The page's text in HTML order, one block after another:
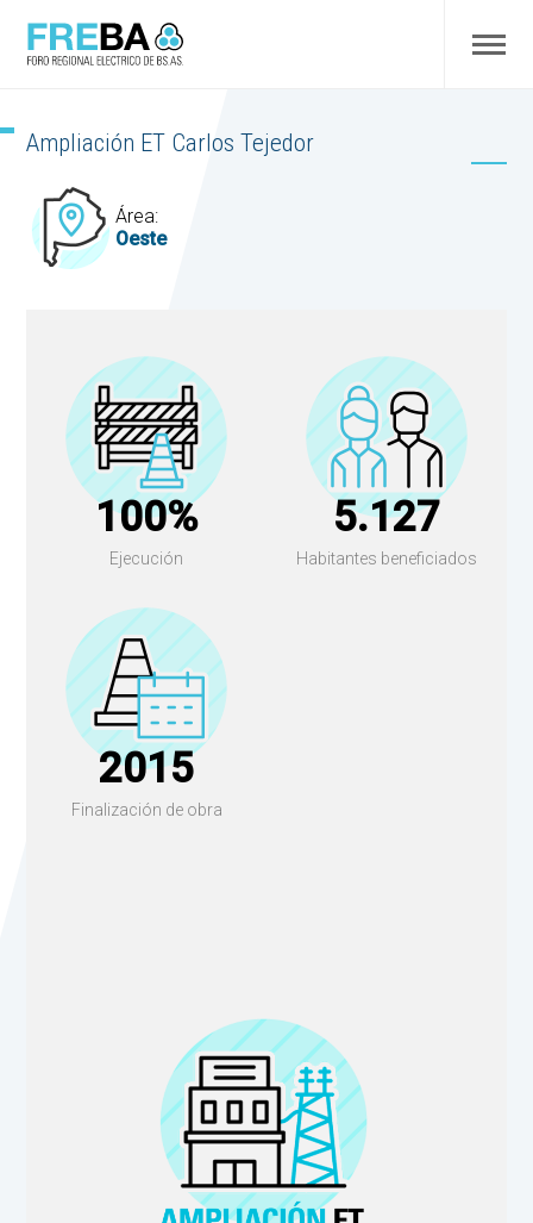
Ampliación ET Carlos Tejedor
Área:
Oeste
100%
Ejecución
5.127
Habitantes beneficiados
2015
Finalización de obra